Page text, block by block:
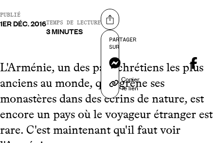
PUBLIÉ
1ER DÉC. 2016TEMPS DE LECTURE
3 MINUTES
Partager sur
PARTAGER
SUR
Messenger
Copier
le lien
L'Arménie, un des pays chrétiens les plus
anciens au monde, qui égrène ses
monastères dans des écrins de nature, est
encore un pays où le voyageur étranger est
rare. C'est maintenant qu'il faut voir